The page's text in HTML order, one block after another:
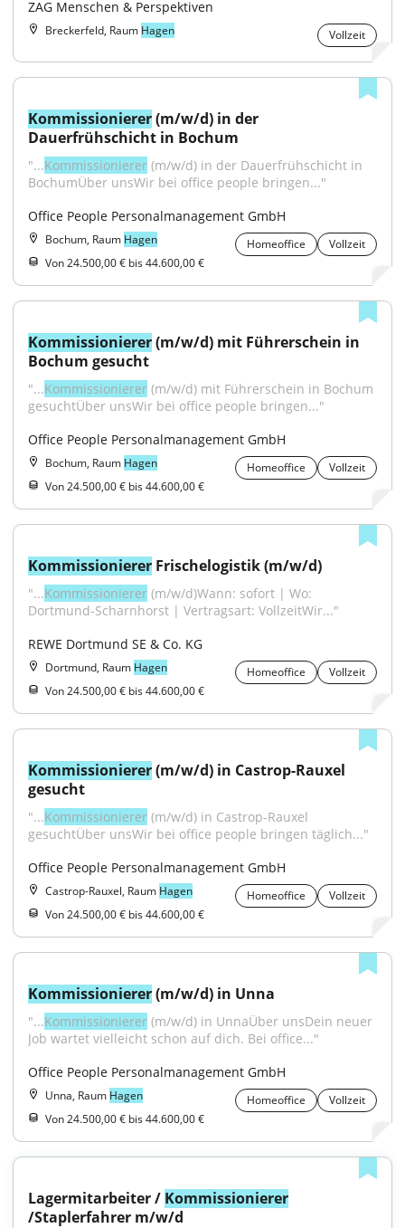
ZAG Menschen & Perspektiven
Breckerfeld, Raum Hagen Vollzeit
Kommissionierer (m/w/d) in der
Dauerfrühschicht in Bochum
"...Kommissionierer (m/w/d) in der Dauerfrühschicht in
BochumÜber unsWir bei office people bringen..."
Office People Personalmanagement GmbH
Bochum, Raum Hagen Homeoffice
Vollzeit
Von 24.500,00 € bis 44.600,00 €
Kommissionierer (m/w/d) mit Führerschein in
Bochum gesucht
"...Kommissionierer (m/w/d) mit Führerschein in Bochum
gesuchtÜber unsWir bei office people bringen..."
Office People Personalmanagement GmbH
Bochum, Raum Hagen Homeoffice
Vollzeit
Von 24.500,00 € bis 44.600,00 €
Kommissionierer Frischelogistik (m/w/d)
"...Kommissionierer (m/w/d)Wann: sofort | Wo:
Dortmund-Scharnhorst | Vertragsart: VollzeitWir..."
REWE Dortmund SE & Co. KG
Dortmund, Raum Hagen Homeoffice
Vollzeit
Von 24.500,00 € bis 44.600,00 €
Kommissionierer (m/w/d) in Castrop-Rauxel
gesucht
"...Kommissionierer (m/w/d) in Castrop-Rauxel
gesuchtÜber unsWir bei office people bringen täglich..."
Office People Personalmanagement GmbH
Castrop-Rauxel, Raum Hagen Homeoffice
Vollzeit
Von 24.500,00 € bis 44.600,00 €
Kommissionierer (m/w/d) in Unna
"...Kommissionierer (m/w/d) in UnnaÜber unsDein neuer
Job wartet vielleicht schon auf dich. Bei office..."
Office People Personalmanagement GmbH
Unna, Raum Hagen Homeoffice
Vollzeit
Von 24.500,00 € bis 44.600,00 €
Lagermitarbeiter / Kommissionierer
/Staplerfahrer m/w/d